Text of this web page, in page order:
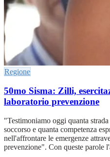
Regione
50mo Sisma: Zilli,
laboratorio prevenzione
"Testimoniamo oggi quanta
soccorso e quanta competenza
nell'affrontare le emergenze
prevenzione". Con queste parole